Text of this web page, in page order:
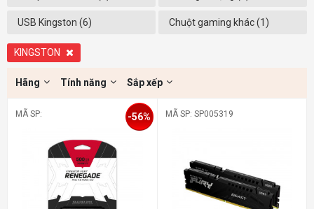
USB Kingston (6) Chuột gaming khác (1)
KINGSTON
Hãng Tính năng Sắp xếp
MÃ SP: -56% MÃ SP: SP005319